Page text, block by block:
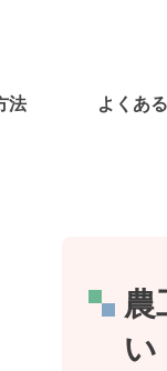
法 よくあ
農
い